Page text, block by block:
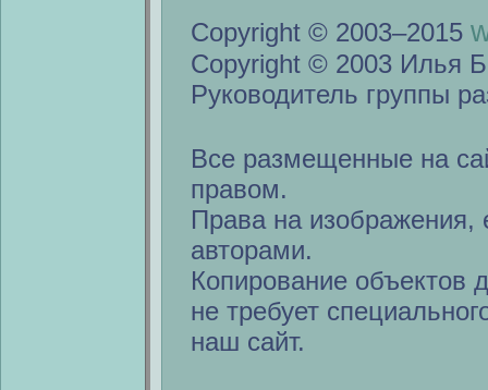
Copyright © 2003–2015
Copyright © 2003 Илья
Руководитель группы
Все размещенные на
правом.
Права на изображения,
авторами.
Копирование объектов
не требует
наш сайт.